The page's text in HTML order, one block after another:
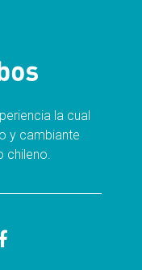
la cual
y cambiante
chileno.